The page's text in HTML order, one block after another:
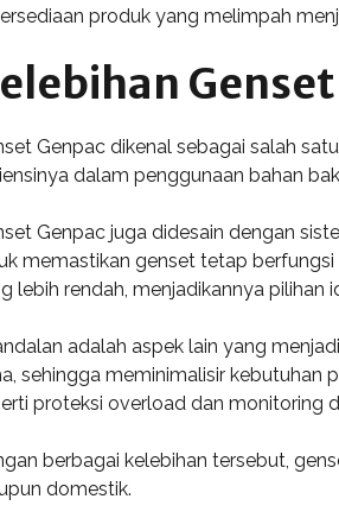
produk yang melimpah
Genpac dikenal sebagai salah
dalam penggunaan bahan
Genpac juga didesain dengan
memastikan genset tetap berfungsi
lebih rendah, menjadikannya pilihan
adalah aspek lain yang
sehingga meminimalisir kebutuhan
proteksi overload dan monitoring
berbagai kelebihan tersebut,
domestik.